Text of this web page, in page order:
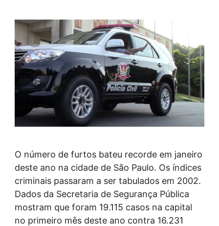
O número de furtos bateu recorde em janeiro
deste ano na cidade de São Paulo. Os índices
criminais passaram a ser tabulados em 2002.
Dados da Secretaria de Segurança Pública
mostram que foram 19.115 casos na capital
no primeiro mês deste ano contra 16.231